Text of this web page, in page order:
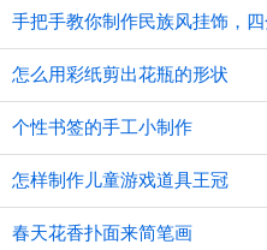
手把手教你制作民族风挂饰，
怎么用彩纸剪出花瓶的形状
个性书签的手工小制作
怎样制作儿童游戏道具王冠
春天花香扑面来简笔画